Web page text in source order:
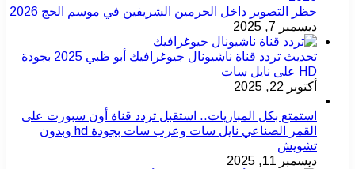
حظر التصوير داخل الحرمين الشريفين في موسم الحج 2026
ديسمبر 7, 2025
تحديث تردد قناة ناشيونال جيوغرافيك أبو ظبي 2025 بجودة
HD على نايل سات
أكتوبر 22, 2025
استمتع بكل المباريات.. استقبل تردد قناة أون سبورت على
القمر الصناعي نايل سات وعرب سات بجودة hd وبدون
تشويش
ديسمبر 11, 2025